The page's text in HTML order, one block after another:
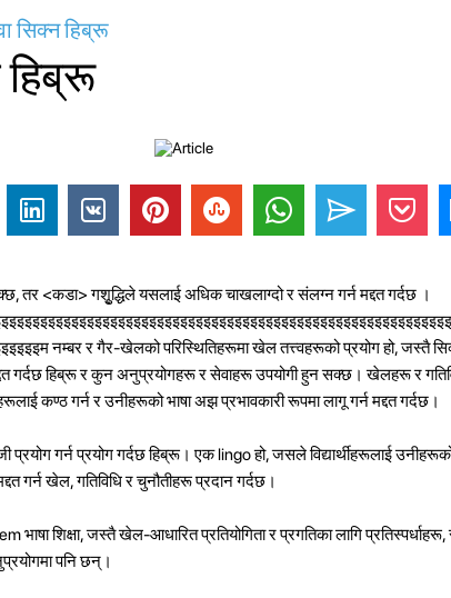
सिक्न हिब्रू
तर <कडा> गशुृद्धिले यसलाई अधिक चाखलाग्दो र संलग्न गर्न मद्दत गर्दछ ।
नम्बर र गैर-खेलको परिस्थितिहरूमा खेल तत्त्वहरूको प्रयोग हो, जस्तै
गर्दछ हिब्रू र कुन अनुप्रयोगहरू र सेवाहरू उपयोगी हुन सक्छ। खेलहरू र
कण्ठ गर्न र उनीहरूको भाषा अझ प्रभावकारी रूपमा लागू गर्न मद्दत गर्दछ।
गर्न प्रयोग गर्दछ हिब्रू। एक lingo हो, जसले विद्यार्थीहरूलाई
गर्न खेल, गतिविधि र चुनौतीहरू प्रदान गर्दछ।
भाषा शिक्षा, जस्तै खेल-आधारित प्रतियोगिता र प्रगतिका लागि
पनि छन्।